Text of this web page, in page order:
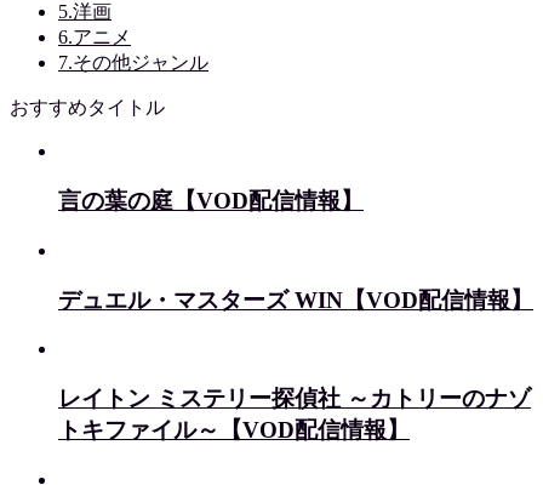
5.洋画
6.アニメ
7.その他ジャンル
おすすめタイトル
言の葉の庭【VOD配信情報】
デュエル・マスターズ WIN【VOD配信情報】
レイトン ミステリー探偵社 ～カトリーのナゾ
トキファイル～【VOD配信情報】